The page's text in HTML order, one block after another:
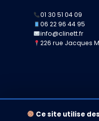
01 30 51 04 09
06 22 96 44 95
info@clinett.fr
226 rue Jacques
Ce site utilise